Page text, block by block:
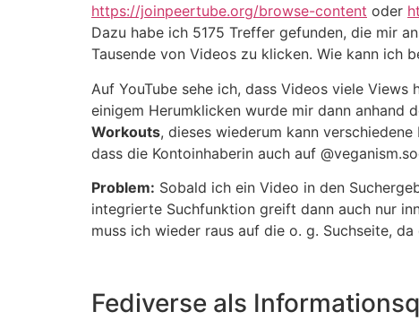
https://joinpeertube.org/browse-content oder
Dazu habe ich 5175 Treffer gefunden, die mir
Tausende von Videos zu klicken. Wie kann ich
Auf YouTube sehe ich, dass Videos viele
einigem Herumklicken wurde mir dann anhand
Workouts, dieses wiederum kann
dass die Kontoinhaberin auch auf
Problem: Sobald ich ein Video in den
integrierte Suchfunktion greift dann auch nur
muss ich wieder raus auf die o. g. Suchseite,
Fediverse als